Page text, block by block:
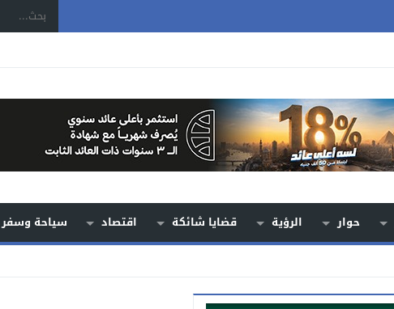
حوار الرؤية قضايا شائكة اقتصاد سياحة وسفر